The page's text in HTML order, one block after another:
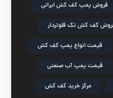
فروش پمپ کف کش ایرانی
کف کش تک فلوتردار
قیمت انواع پمپ کف کش
قیمت پمپ آب صنعتی
مرکز خرید کف کش